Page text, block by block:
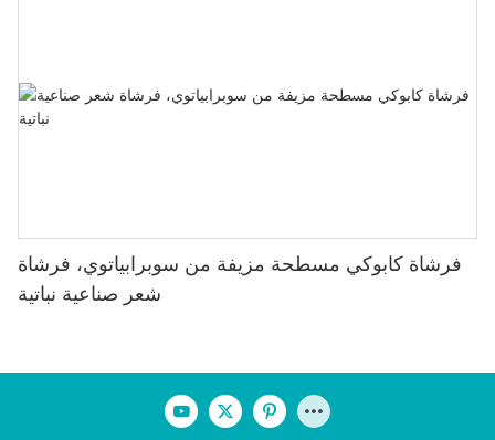
فرشاة كابوكي مسطحة مزيفة من سوبرابياتوي، فرشاة
شعر صناعية نباتية